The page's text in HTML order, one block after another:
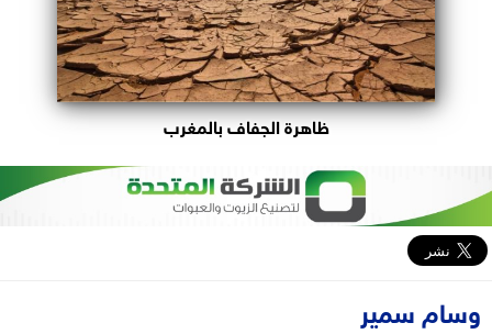
ظاهرة الجفاف بالمغرب
وسام سمير